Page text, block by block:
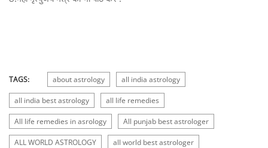
TAGS: about astrology all india astrology
all india best astrology all life remedies
All life remedies in asrology All punjab best astrologer
ALL WORLD ASTROLOGY all world best astrologer